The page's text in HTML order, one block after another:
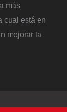
más
cual está en
mejorar la